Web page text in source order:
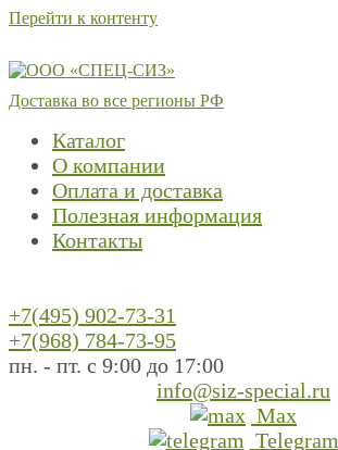
Перейти к контенту
Доставка во все регионы РФ
Каталог
О компании
Оплата и доставка
Полезная информация
Контакты
+7(495) 902-73-31
+7(968) 784-73-95
пн. - пт. с 9:00 до 17:00
info@siz-special.ru
Max
Telegram